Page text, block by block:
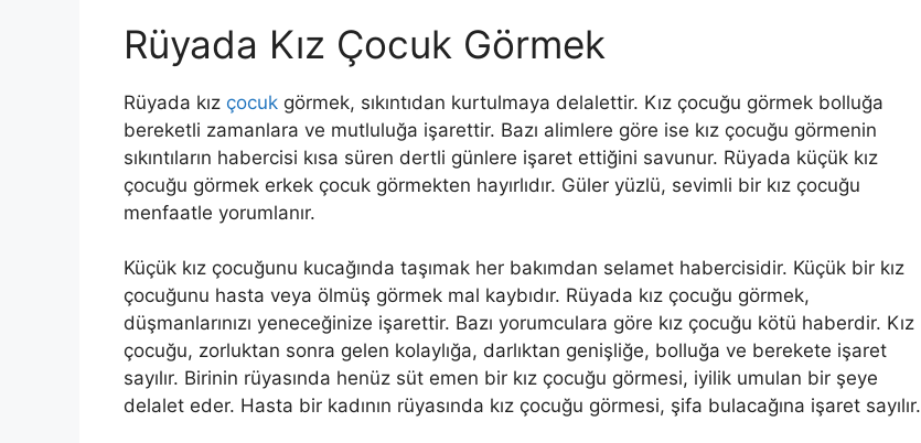
Rüyada Kız Çocuk Görmek
Rüyada kız çocuk görmek, sıkıntıdan kurtulmaya delalettir. Kız çocuğu görmek bolluğa
bereketli zamanlara ve mutluluğa işarettir. Bazı alimlere göre ise kız çocuğu görmenin
sıkıntıların habercisi kısa süren dertli günlere işaret ettiğini savunur. Rüyada küçük kız
çocuğu görmek erkek çocuk görmekten hayırlıdır. Güler yüzlü, sevimli bir kız çocuğu
menfaatle yorumlanır.
Küçük kız çocuğunu kucağında ta­şımak her bakımdan selamet habercisidir. Küçük bir kız
çocuğunu hasta veya ölmüş görmek mal kaybıdır. Rüyada kız çocuğu görmek,
düşmanlarınızı ye­neceğinize işarettir. Bazı yorumculara göre kız çocuğu kö­tü haberdir. Kız
çocuğu, zorluktan sonra gelen kolaylığa, darlıktan genişliğe, bolluğa ve berekete işaret
sayılır. Birinin rü­yasında henüz süt emen bir kız çocuğu görmesi, iyilik umulan bir şeye
delalet eder. Hasta bir kadının rüyasında kız çocuğu görmesi, şifa bulacağına işaret sayılır.